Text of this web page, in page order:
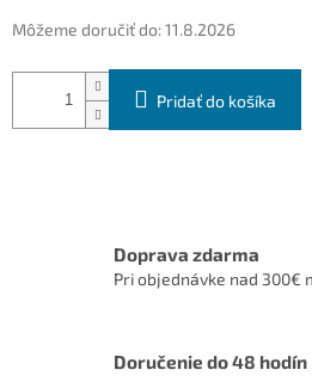
Môžeme doručiť do:11.8.2026
Pridať do košíka
Doprava zdarma
Pri objednávke nad 300€
Doručenie do 48 hodín